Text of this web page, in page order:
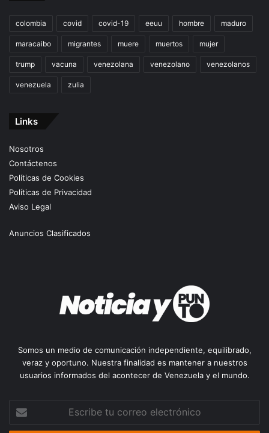
colombia covid covid-19 eeuu hombre maduro
maracaibo migrantes muere muertos mujer
trump vacuna venezolana venezolano venezolanos
venezuela zulia
Links
Nosotros
Contáctenos
Políticas de Cookies
Políticas de Privacidad
Aviso Legal
Anuncios Clasificados
Somos un medio de comunicación independiente, equilibrado,
veraz y oportuno. Nuestra finalidad es mantener a nuestros
usuarios informados del acontecer de Venezuela y el mundo.
correo